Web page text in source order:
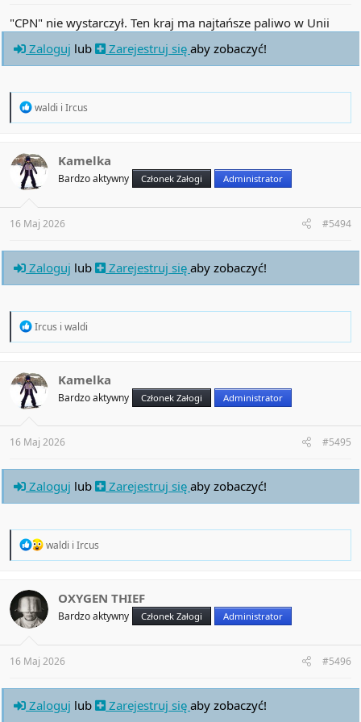
"CPN" nie wystarczył. Ten kraj ma najtańsze paliwo w Unii
Zaloguj lub Zarejestruj się aby zobaczyć!
R
t
i
o
s
:
waldi i Ircus
Kamelka
Bardzo aktywny Członek Załogi Administrator
16 Maj 2026 #5494
Zaloguj lub Zarejestruj się aby zobaczyć!
R
t
i
o
s
:
Ircus i waldi
Kamelka
Bardzo aktywny Członek Załogi Administrator
16 Maj 2026 #5495
Zaloguj lub Zarejestruj się aby zobaczyć!
R
i
o
s
:
waldi i Ircus
OXYGEN THIEF
Bardzo aktywny Członek Załogi Administrator
16 Maj 2026 #5496
Zaloguj lub Zarejestruj się aby zobaczyć!